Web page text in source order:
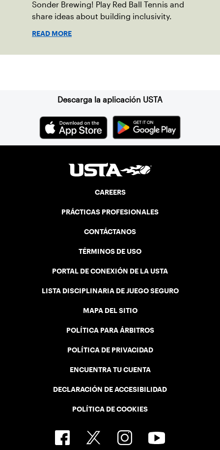
Sonder Brewing! Play Red Ball Tennis and
share ideas about building inclusivity.
READ MORE
Descarga la aplicación USTA
CAREERS
PRÁCTICAS PROFESIONALES
CONTÁCTANOS
TÉRMINOS DE USO
PORTAL DE CONEXIÓN DE LA USTA
LISTA DISCIPLINARIA DE JUEGO SEGURO
MAPA DEL SITIO
POLÍTICA PARA ÁRBITROS
POLÍTICA DE PRIVACIDAD
ENCUENTRA TU CUENTA
DECLARACIÓN DE ACCESIBILIDAD
POLÍTICA DE COOKIES